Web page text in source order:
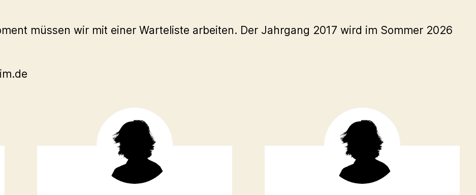
müssen wir mit einer Warteliste arbeiten. Der Jahrgang 2017 wird im Sommer 2026